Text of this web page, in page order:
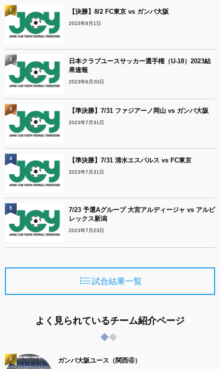
【決勝】8/2 FC東京 vs ガンバ大阪
2023年8月1日
1
日本クラブユースサッカー選手権（U-18）2023結
果速報
2023年6月20日
2
【準決勝】7/31 ファジアーノ岡山 vs ガンバ大阪
2023年7月31日
3
【準決勝】7/31 清水エスパルス vs FC東京
2023年7月31日
4
7/23 予選Aグループ 大宮アルディージャ vs アルビ
レックス新潟
2023年7月23日
5
試合結果一覧
よく見られているチーム紹介ページ
ガンバ大阪ユース（関西④）
1